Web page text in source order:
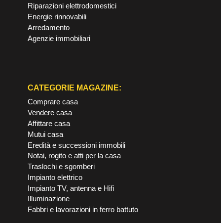
Riparazioni elettrodomestici
Energie rinnovabili
Arredamento
Agenzie immobiliari
CATEGORIE MAGAZINE:
Comprare casa
Vendere casa
Affittare casa
Mutui casa
Eredità e successioni immobili
Notai, rogito e atti per la casa
Traslochi e sgomberi
Impianto elettrico
Impianto TV, antenna e Hifi
Illuminazione
Fabbri e lavorazioni in ferro battuto